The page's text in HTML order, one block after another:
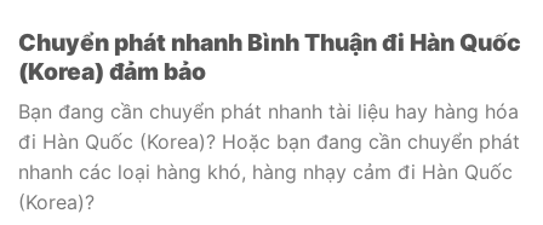
Chuyển phát nhanh Bình Thuận đi Hàn Quốc
(Korea) đảm bảo
Bạn đang cần chuyển phát nhanh tài liệu hay hàng hóa
đi Hàn Quốc (Korea)? Hoặc bạn đang cần chuyển phát
nhanh các loại hàng khó, hàng nhạy cảm đi Hàn Quốc
(Korea)?